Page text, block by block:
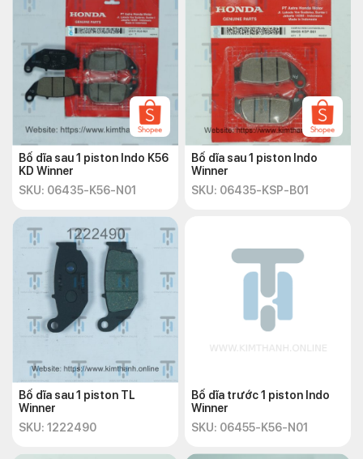
Bố dĩa sau 1 piston Indo K56
KD Winner
SKU: 06435-K56-N01
Bố dĩa sau 1 piston Indo
Winner
SKU: 06435-KSP-B01
Bố dĩa sau 1 piston TL
Winner
SKU: 1222490
Bố dĩa trước 1 piston Indo
Winner
SKU: 06455-K56-N01